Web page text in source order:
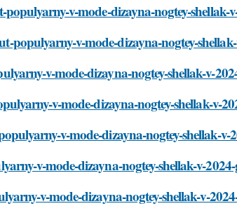
v-mode-dizayna-nogtey-shellak-
populyarny-v-mode-dizayna-nogtey-
v-mode-dizayna-nogtey-shellak-v-
v-mode-dizayna-nogtey-shellak-v-
v-mode-dizayna-nogtey-shellak-v-
v-mode-dizayna-nogtey-shellak-v-
v-mode-dizayna-nogtey-shellak-v-